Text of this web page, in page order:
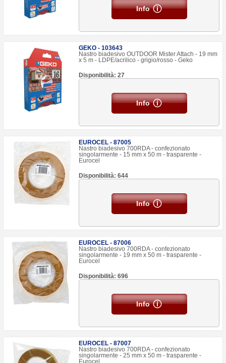
Info
GEKO - 103643
Nastro biadesivo OUTDOOR Mister Attach - 19 mm
x 5 m - LDPE/acrilico - grigio/rosso - Geko
Disponibilità: 27
Info
EUROCEL - 87005
Nastro biadesivo 700RDA - confezionato
singolarmente - 15 mm x 50 m - trasparente -
Eurocel
Disponibilità: 644
Info
EUROCEL - 87006
Nastro biadesivo 700RDA - confezionato
singolarmente - 19 mm x 50 m - trasparente -
Eurocel
Disponibilità: 696
Info
EUROCEL - 87007
Nastro biadesivo 700RDA - confezionato
singolarmente - 25 mm x 50 m - trasparente -
Eurocel